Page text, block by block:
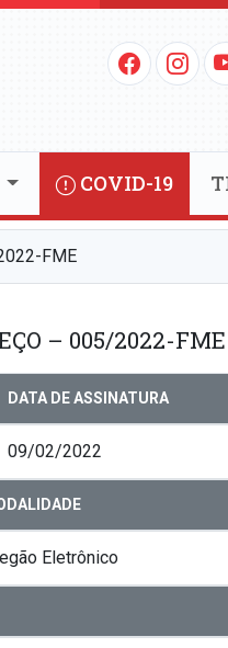
COVID-19
FME
– 005/2022-FME
DATA DE ASSINATURA
09/02/2022
Eletrônico